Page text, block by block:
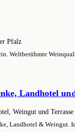
Weltberühmte
Landhotel
Landhotel & Weingut.